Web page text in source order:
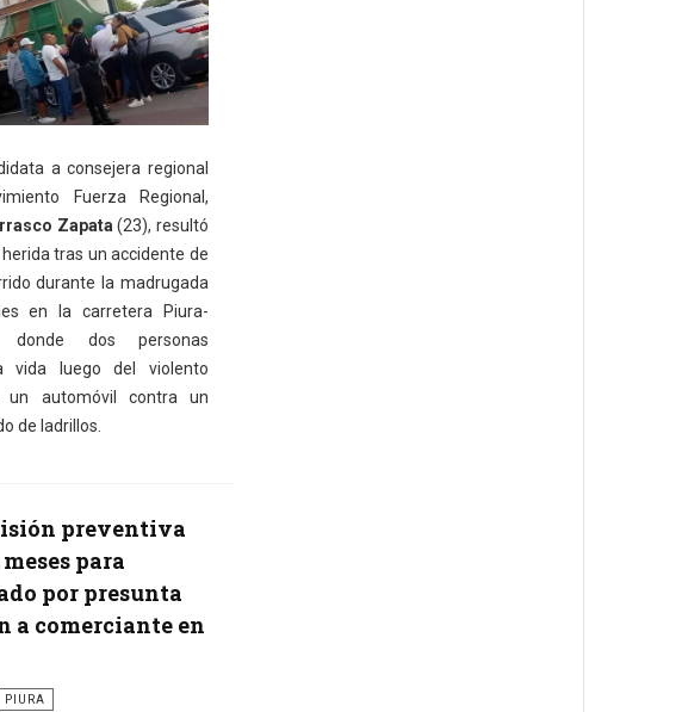
a consejera regional
Fuerza Regional,
Zapata(23), resultó
tras un accidente de
durante la madrugada
en la carretera Piura-
donde dos personas
vida luego del violento
un automóvil contra un
de ladrillos.
preventiva
para
por presunta
a comerciante en
PIURA